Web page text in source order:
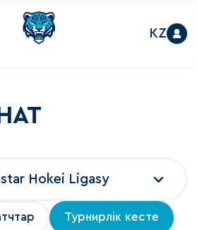
KZ
Турнирлік кесте
Hokei Ligasy